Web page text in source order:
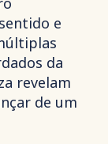
e
da
revelam
de um